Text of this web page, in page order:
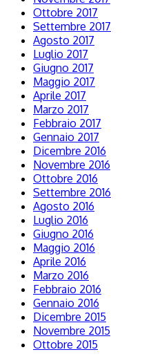
Ottobre 2017
Settembre 2017
Agosto 2017
Luglio 2017
Giugno 2017
Maggio 2017
Aprile 2017
Marzo 2017
Febbraio 2017
Gennaio 2017
Dicembre 2016
Novembre 2016
Ottobre 2016
Settembre 2016
Agosto 2016
Luglio 2016
Giugno 2016
Maggio 2016
Aprile 2016
Marzo 2016
Febbraio 2016
Gennaio 2016
Dicembre 2015
Novembre 2015
Ottobre 2015